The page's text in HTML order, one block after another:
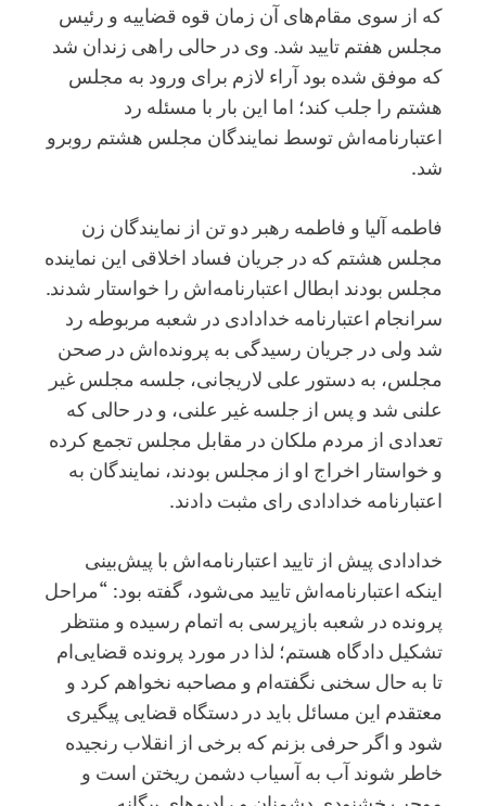
که از سوی مقام‌های آن زمان قوه قضاییه و رئیس
مجلس هفتم تایید شد. وی در حالی راهی زندان شد
که موفق شده بود آراء لازم برای ورود به مجلس
هشتم را جلب کند؛ اما این بار با مسئله رد
اعتبارنامه‌اش توسط نمایندگان مجلس هشتم روبرو
شد.
فاطمه آلیا و فاطمه رهبر دو تن از نمایندگان زن
مجلس هشتم که در جریان فساد اخلاقی این نماینده
مجلس بودند ابطال اعتبارنامه‌اش را خواستار شدند.
سرانجام اعتبارنامه خدادادی در شعبه مربوطه رد
شد ولی در جریان رسیدگی به پرونده‌اش در صحن
مجلس،‌ به دستور علی لاریجانی،‌ جلسه مجلس غیر
علنی شد و پس از جلسه غیر علنی، و در حالی که
تعدادی از مردم ملکان در مقابل مجلس تجمع کرده
و خواستار اخراج او از مجلس بودند، نمایندگان به
اعتبارنامه خدادادی رای مثبت دادند.
خدادادی پیش از تایید اعتبارنامه‌اش با پیش‌بینی
اینکه اعتبارنامه‌اش تایید می‌شود، گفته بود: “مراحل
پرونده در شعبه بازپرسی به اتمام رسیده و منتظر
تشکیل دادگاه هستم؛ لذا در مورد پرونده قضایی‌ام
تا به حال سخنی نگفته‌ام و مصاحبه نخواهم کرد و
معتقدم این مسائل باید در دستگاه قضایی پیگیری
شود و اگر حرفی بزنم که برخی از انقلاب رنجیده
خاطر شوند آب به آسیاب دشمن ریختن است و